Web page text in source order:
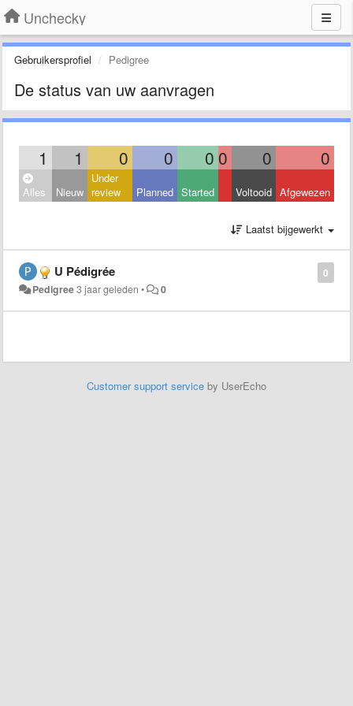
Unchecky
Gebruikersprofiel Pedigree
De status van uw aanvragen
1 1 0 0 0 0 0 0
Alles Nieuw
Under
review
Planned Started Voltooid Afgewezen
Laatst bijgewerkt
0
U Pédigrée
Pedigree3 jaar geleden • 0
Customer support service by UserEcho